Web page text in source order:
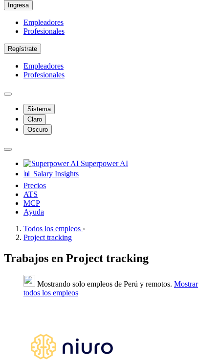
Ingresa
Empleadores
Profesionales
Regístrate
Empleadores
Profesionales
Sistema
Claro
Oscuro
Superpower AI
📊 Salary Insights
Precios
ATS
MCP
Ayuda
Todos los empleos ›
Project tracking
Trabajos en Project tracking
Mostrando solo empleos de Perú y remotos. Mostrar
todos los empleos